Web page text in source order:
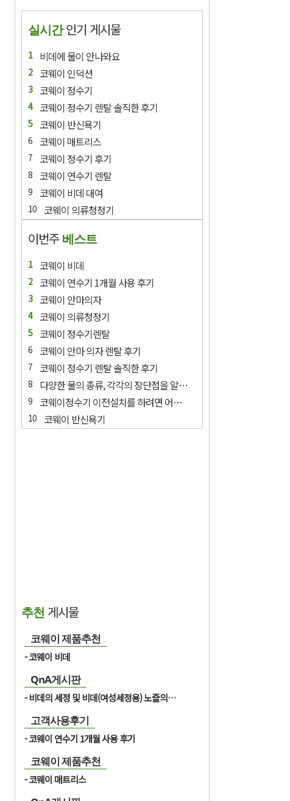
실시간인기 게시물
비데에 물이 안나와요
코웨이 인덕션
코웨이 정수기
코웨이 정수기 렌탈 솔직한 후기
코웨이 반신욕기
코웨이 매트리스
코웨이 정수기 후기
코웨이 연수기 렌탈
코웨이 비데 대여
코웨이 의류청정기
이번주 베스트
코웨이 비데
코웨이 연수기 1개월 사용 후기
코웨이 안마의자
코웨이 의류청정기
코웨이 정수기렌탈
코웨이 안마 의자 렌탈 후기
코웨이 정수기 렌탈 솔직한 후기
다양한 물의 종류, 각각의 장단점을 알고 싶어요?
코웨이정수기 이전설치를 하려면 어떻게 해아하나요?
코웨이 반신욕기
추천 게시물
코웨이 제품추천
코웨이 비데
QnA게시판
비데의 세정 및 비데(여성세정용) 노즐의 경우 세척이 필요한가요?
고객사용후기
코웨이 연수기 1개월 사용 후기
코웨이 제품추천
코웨이 매트리스